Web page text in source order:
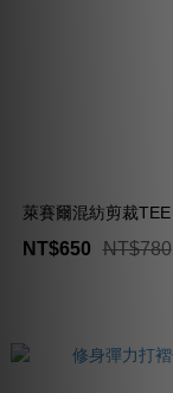
萊賽爾混紡剪裁TEE
NT$650 NT$780